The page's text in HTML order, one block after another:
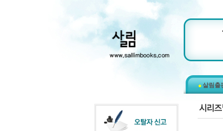
살림출